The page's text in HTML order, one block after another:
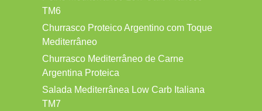
TM6
Churrasco Proteico Argentino com Toque
Mediterrâneo
Churrasco Mediterrâneo de Carne
Argentina Proteica
Salada Mediterrânea Low Carb Italiana
TM7